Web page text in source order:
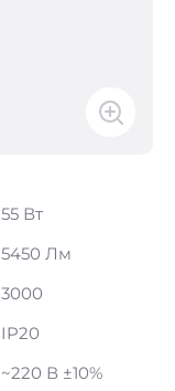
55 Вт
5450 Лм
3000
IP20
~220 В ±10%